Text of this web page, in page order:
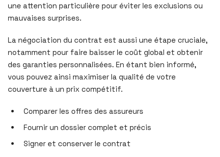
une attention particulière pour éviter les exclusions ou
mauvaises surprises.
La négociation du contrat est aussi une étape cruciale,
notamment pour faire baisser le coût global et obtenir
des garanties personnalisées. En étant bien informé,
vous pouvez ainsi maximiser la qualité de votre
couverture à un prix compétitif.
Comparer les offres des assureurs
Fournir un dossier complet et précis
Signer et conserver le contrat